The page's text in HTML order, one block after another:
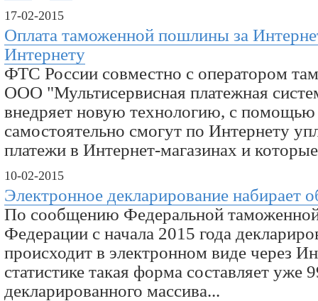
17-02-2015
Оплата таможенной пошлины за
Интернету
ФТС России совместно с оператором
ООО "Мультисервисная платежная
внедряет новую технологию, с помощью
самостоятельно смогут по Интернету
платежи в Интернет-магазинах и
10-02-2015
Электронное декларирование набирает
По сообщению Федеральной
Федерации с начала 2015 года
происходит в электронном виде через
статистике такая форма составляет уже
декларированного массива...